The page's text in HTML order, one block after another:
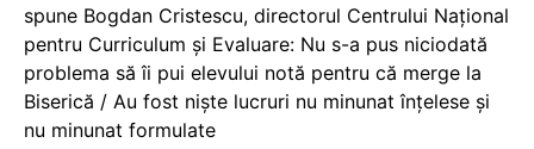
spune Bogdan Cristescu, directorul Centrului Național
pentru Curriculum și Evaluare: Nu s-a pus niciodată
problema să îi pui elevului notă pentru că merge la
Biserică / Au fost niște lucruri nu minunat înțelese și
nu minunat formulate